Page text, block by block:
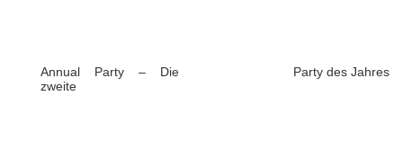
Annual Party – Die
zweite
Party des Jahres